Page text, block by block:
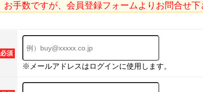
お手数ですが、会員登録フォームよりお問合せ下
必須
※メールアドレスはログインに使用します。